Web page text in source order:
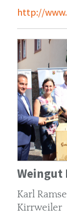
http://
Weingut
Karl
Kirrweiler